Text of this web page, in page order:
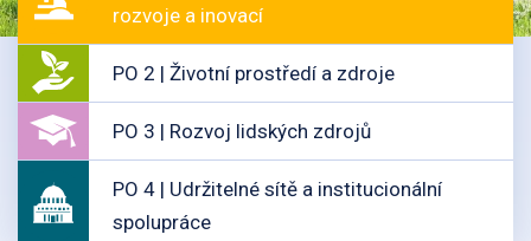
rozvoje a inovací
PO 2 | Životní prostředí a zdroje
PO 3 | Rozvoj lidských zdrojů
PO 4 | Udržitelné sítě a institucionální
spolupráce